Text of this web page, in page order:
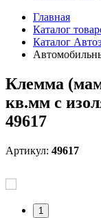
Главная
Каталог
Каталог
Клемма
кв.мм с
49617
Артикул: 49617
1